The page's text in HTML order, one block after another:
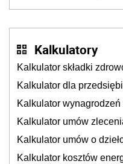
Kalkulatory
Kalkulator składki
Kalkulator dla
Kalkulator wynagrodzeń
Kalkulator umów
Kalkulator umów o
Kalkulator kosztów